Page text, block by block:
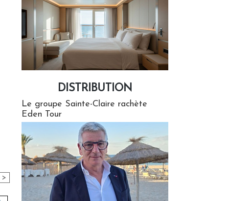
>
DISTRIBUTION
Le groupe Sainte-Claire rachète
Eden Tour